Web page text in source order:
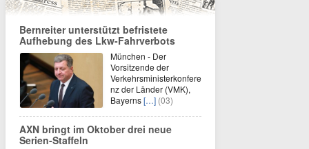
Bernreiter unterstützt befristete
Aufhebung des Lkw-Fahrverbots
München - Der
Vorsitzende der
Verkehrsministerkonfere
nz der Länder (VMK),
Bayerns[…] (03)
AXN bringt im Oktober drei neue
Serien-Staffeln